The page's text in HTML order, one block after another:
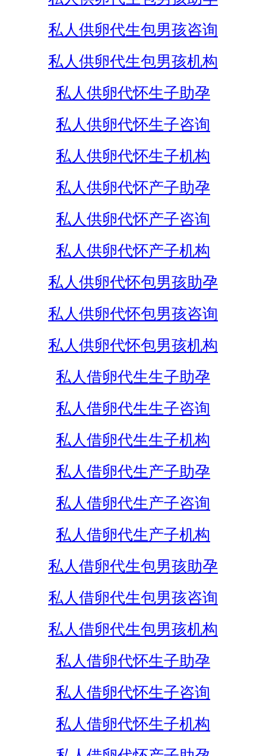
私人供卵代生包男孩咨询
私人供卵代生包男孩机构
私人供卵代怀生子助孕
私人供卵代怀生子咨询
私人供卵代怀生子机构
私人供卵代怀产子助孕
私人供卵代怀产子咨询
私人供卵代怀产子机构
私人供卵代怀包男孩助孕
私人供卵代怀包男孩咨询
私人供卵代怀包男孩机构
私人借卵代生生子助孕
私人借卵代生生子咨询
私人借卵代生生子机构
私人借卵代生产子助孕
私人借卵代生产子咨询
私人借卵代生产子机构
私人借卵代生包男孩助孕
私人借卵代生包男孩咨询
私人借卵代生包男孩机构
私人借卵代怀生子助孕
私人借卵代怀生子咨询
私人借卵代怀生子机构